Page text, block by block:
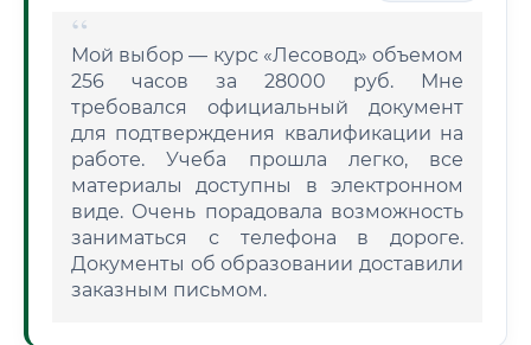
Мой выбор — курс «Лесовод» объемом
256 часов за 28000 руб. Мне
требовался официальный документ
для подтверждения квалификации на
работе. Учеба прошла легко, все
материалы доступны в электронном
виде. Очень порадовала возможность
заниматься с телефона в дороге.
Документы об образовании доставили
заказным письмом.